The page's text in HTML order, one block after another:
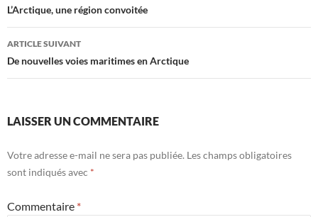
des
articles
L’Arctique, une région convoitée
ARTICLE SUIVANT
De nouvelles voies maritimes en Arctique
LAISSER UN COMMENTAIRE
Votre adresse e-mail ne sera pas publiée. Les champs obligatoires
sont indiqués avec *
Commentaire *